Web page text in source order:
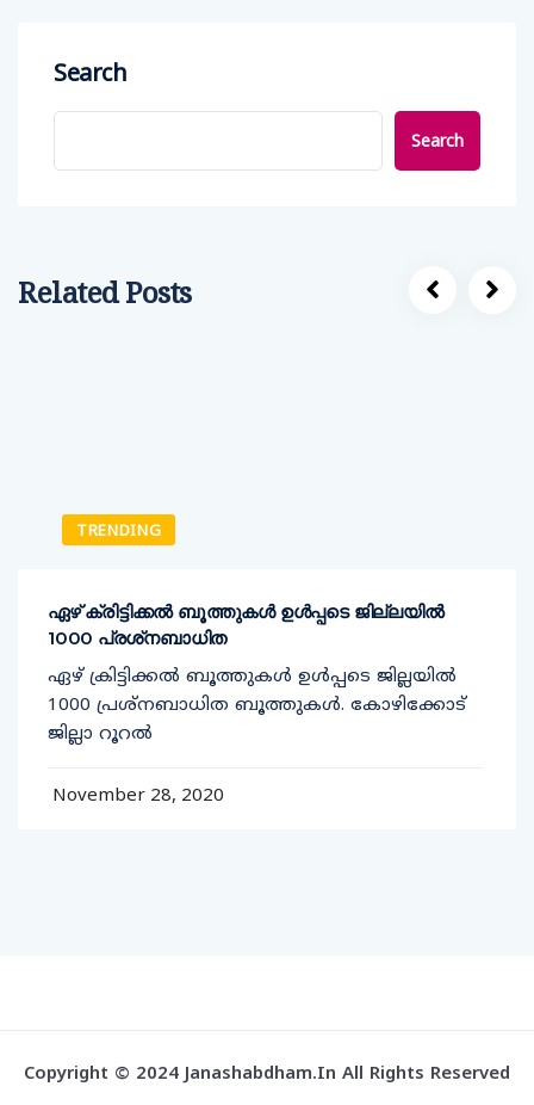
Search
Search
Related Posts
TRENDING
ഏഴ് ക്രിട്ടിക്കല്‍ ബൂത്തുകള്‍ ഉള്‍പ്പടെ ജില്ലയില്‍
1000 പ്രശ്‌നബാധിത
ഏഴ് ക്രിട്ടിക്കല്‍ ബൂത്തുകള്‍ ഉള്‍പ്പടെ ജില്ലയില്‍
1000 പ്രശ്‌നബാധിത ബൂത്തുകള്‍. കോഴിക്കോട്
ജില്ലാ റൂറല്‍
November 28, 2020
Copyright © 2024 Janashabdham.in All Rights Reserved